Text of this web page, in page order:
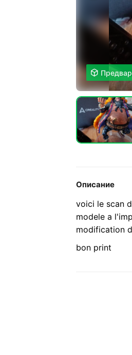

Описание
voici le scan
modele a
modification
bon print